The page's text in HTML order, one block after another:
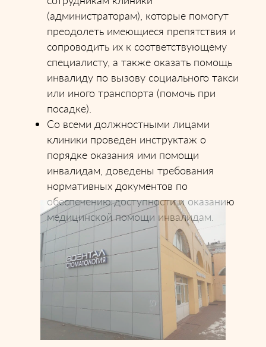
(администраторам), которые помогут
преодолеть имеющиеся препятствия и
сопроводить их к соответствующему
специалисту, а также оказать помощь
инвалиду по вызову социального такси
или иного транспорта (помочь при
посадке).
Со всеми должностными лицами
клиники проведен инструктаж о
порядке оказания ими помощи
инвалидам, доведены требования
нормативных документов по
обеспечению доступности и оказанию
медицинской помощи инвалидам.